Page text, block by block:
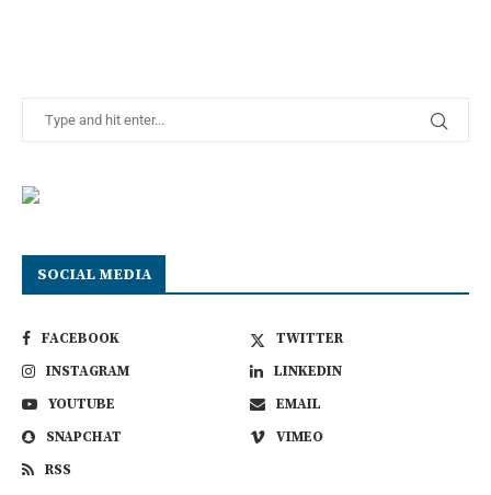
SOCIAL MEDIA
FACEBOOK
TWITTER
INSTAGRAM
LINKEDIN
YOUTUBE
EMAIL
SNAPCHAT
VIMEO
RSS